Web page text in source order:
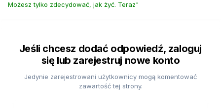
Możesz tylko zdecydować, jak żyć. Teraz"
Jeśli chcesz dodać odpowiedź, zaloguj
się lub zarejestruj nowe konto
Jedynie zarejestrowani użytkownicy mogą komentować
zawartość tej strony.